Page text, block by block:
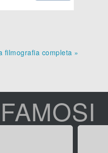
filmografia completa »